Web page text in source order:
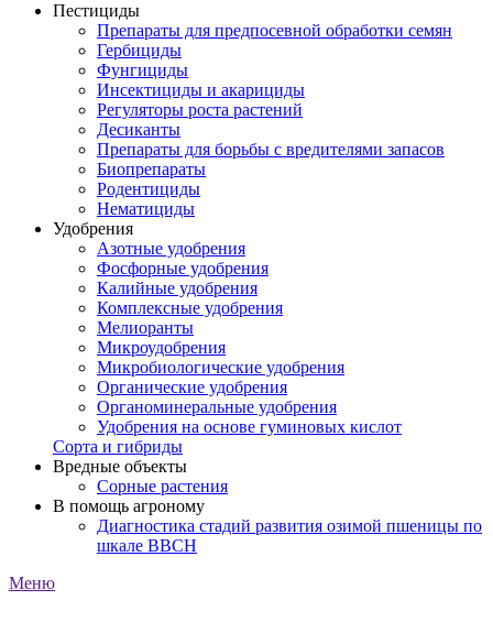
Пестициды
Препараты для предпосевной обработки семян
Гербициды
Фунгициды
Инсектициды и акарициды
Регуляторы роста растений
Десиканты
Препараты для борьбы с вредителями запасов
Биопрепараты
Родентициды
Нематициды
Удобрения
Азотные удобрения
Фосфорные удобрения
Калийные удобрения
Комплексные удобрения
Мелиоранты
Микроудобрения
Микробиологические удобрения
Органические удобрения
Органоминеральные удобрения
Удобрения на основе гуминовых кислот
Сорта и гибриды
Вредные объекты
Сорные растения
В помощь агроному
Диагностика стадий развития озимой пшеницы по
шкале ВВСН
Меню